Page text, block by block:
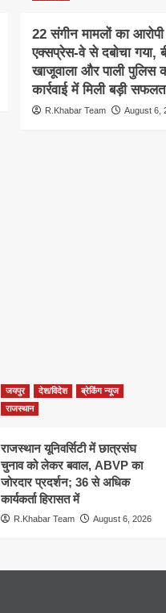
22 संगीन मामलों का
एक्सप्रेस-वे से दबोचा गया,
खाजूवाला और पाली पुलिस
कार्रवाई में मिली बड़ी
R.Khabar Team August 6,
जयपुर देश/विदेश
ब्रेकिंग न्यूज
राजस्थान
राजस्थान यूनिवर्सिटी में छात्रसंघ
चुनाव को लेकर बवाल, ABVP का
जोरदार प्रदर्शन; 36 से अधिक
कार्यकर्ता हिरासत में
R.Khabar Team August 6, 2026